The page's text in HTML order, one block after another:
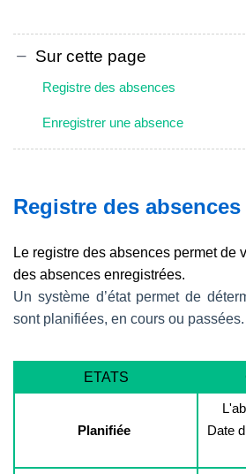
Sur cette page
Registre des absences
Enregistrer une absence
Registre des absences
Le registre des absences permet de
des absences enregistrées.
Un système d’état permet de
sont planifiées, en cours ou passées.
ETATS
Planifiée
Date